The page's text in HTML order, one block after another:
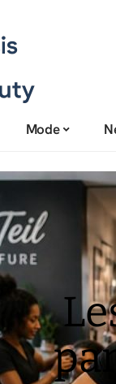
Mode